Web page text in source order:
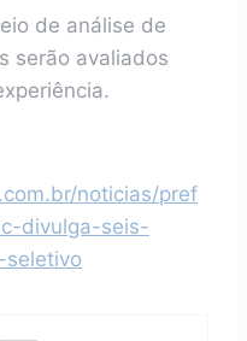
de análise de
serão avaliados
noticias/pref
divulga-seis-
seletivo